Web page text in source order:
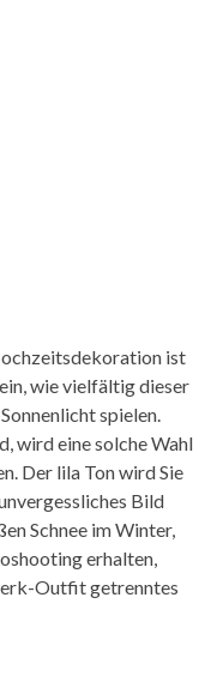
ist
wie vielfältig dieser
spielen.
wird eine solche Wahl
Der lila Ton wird Sie
Bild
Schnee im Winter,
erhalten,
Outfit getrenntes